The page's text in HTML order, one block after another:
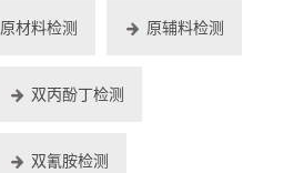
原材料检测 原辅料检测
双丙酚丁检测
双氰胺检测